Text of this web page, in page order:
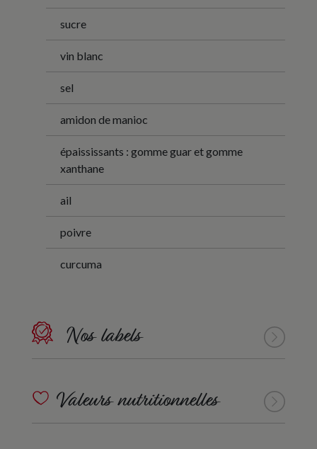
sucre
vin blanc
sel
amidon de manioc
épaississants : gomme guar et gomme
xanthane
ail
poivre
curcuma
Nos labels
Valeurs nutritionnelles